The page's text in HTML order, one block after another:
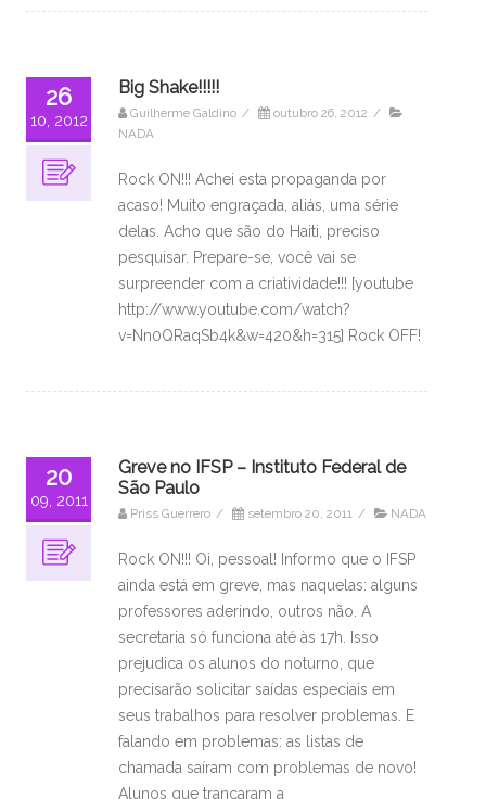
26
10, 2012
Big Shake!!!!!
Guilherme Galdino / outubro 26, 2012 /
NADA
Rock ON!!! Achei esta propaganda por
acaso! Muito engraçada, aliás, uma série
delas. Acho que são do Haiti, preciso
pesquisar. Prepare-se, você vai se
surpreender com a criatividade!!! [youtube
http://www.youtube.com/watch?
v=Nn0QRaqSb4k&w=420&h=315] Rock OFF!
20
09, 2011
Greve no IFSP – Instituto Federal de
São Paulo
Priss Guerrero / setembro 20, 2011 / NADA
Rock ON!!! Oi, pessoal! Informo que o IFSP
ainda está em greve, mas naquelas: alguns
professores aderindo, outros não. A
secretaria só funciona até às 17h. Isso
prejudica os alunos do noturno, que
precisarão solicitar saídas especiais em
seus trabalhos para resolver problemas. E
falando em problemas: as listas de
chamada saíram com problemas de novo!
Alunos que trancaram a